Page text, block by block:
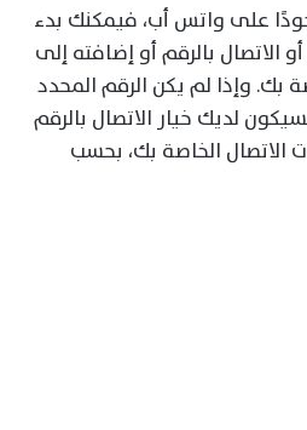
على واتس أب، فيمكنك بدء
الاتصال بالرقم أو إضافته إلى
بك. وإذا لم يكن الرقم المحدد
لديك خيار الاتصال بالرقم
الاتصال الخاصة بك، بحسب